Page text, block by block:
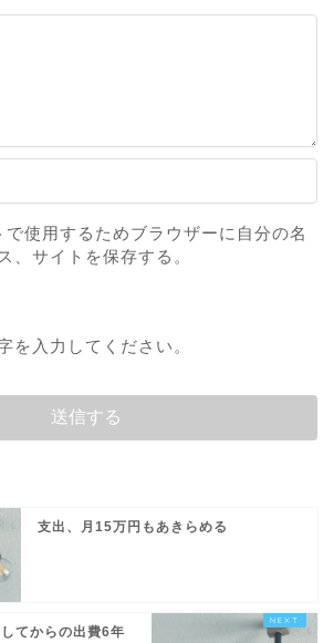
で使用するためブラウザーに自分の名
、サイトを保存する。
を入力してください。
支出、月15万円もあきらめる
てからの出費6年